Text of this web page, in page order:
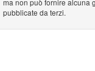
ma non può fornire alcuna
pubblicate da terzi.